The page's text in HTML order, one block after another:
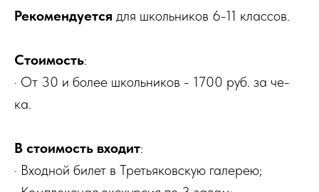
Рекомендуется для школьников 6-11 классов.
Стоимость:
· От 30 и более школьников - 1700 руб. за че-
ка.
В стоимость входит:
· Входной билет в Третьяковскую галерею;